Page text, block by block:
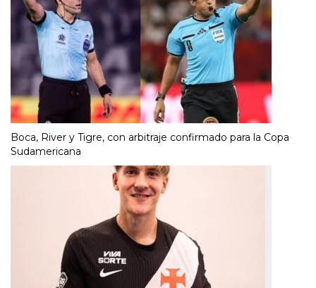
Boca, River y Tigre, con arbitraje confirmado para la Copa
Sudamericana